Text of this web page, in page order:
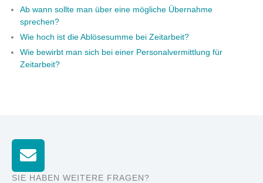
Ab wann sollte man über eine mögliche Übernahme
sprechen?
Wie hoch ist die Ablösesumme bei Zeitarbeit?
Wie bewirbt man sich bei einer Personalvermittlung für
Zeitarbeit?
SIE HABEN WEITERE FRAGEN?